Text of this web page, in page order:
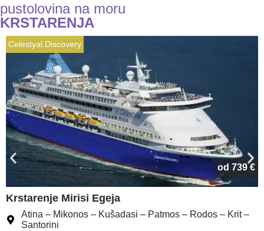
pustolovina na moru
KRSTARENJA
Celestyal Discovery
od 739 €
Krstarenje Mirisi Egeja
Atina – Mikonos – Kušadasi – Patmos – Rodos – Krit –
Santorini